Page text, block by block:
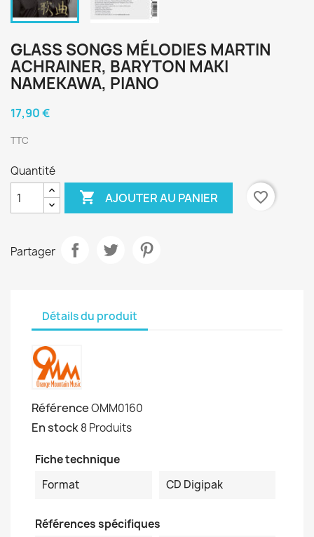
GLASS SONGS MÉLODIES MARTIN
ACHRAINER, BARYTON MAKI
NAMEKAWA, PIANO
17,90 €
TTC
Quantité
 AJOUTER AU PANIER favorite_border
Partager
Détails du produit
RéférenceOMM0160
En stock8 Produits
Fiche technique
Format
CD Digipak
Références spécifiques